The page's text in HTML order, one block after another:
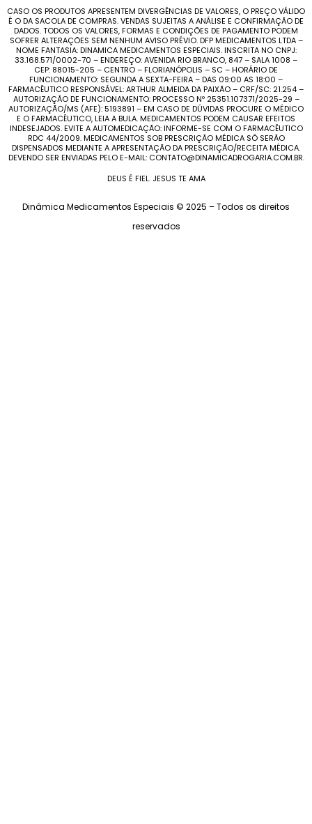
CASO OS PRODUTOS APRESENTEM DIVERGÊNCIAS DE VALORES, O PREÇO VÁLIDO
É O DA SACOLA DE COMPRAS. VENDAS SUJEITAS A ANÁLISE E CONFIRMAÇÃO DE
DADOS. TODOS OS VALORES, FORMAS E CONDIÇÕES DE PAGAMENTO PODEM
SOFRER ALTERAÇÕES SEM NENHUM AVISO PRÉVIO. DFP MEDICAMENTOS LTDA –
NOME FANTASIA: DINAMICA MEDICAMENTOS ESPECIAIS. INSCRITA NO CNPJ:
33.168.571/0002-70 – ENDEREÇO: AVENIDA RIO BRANCO, 847 – SALA 1008 –
CEP: 88015-205 – CENTRO – FLORIANÓPOLIS – SC – HORÁRIO DE
FUNCIONAMENTO: SEGUNDA A SEXTA-FEIRA – DAS 09:00 AS 18:00 –
FARMACÊUTICO RESPONSÁVEL: ARTHUR ALMEIDA DA PAIXÃO – CRF/SC: 21.254 –
AUTORIZAÇÃO DE FUNCIONAMENTO: PROCESSO Nº 25351.107371/2025-29 –
AUTORIZAÇÃO/MS (AFE): 5193891 – EM CASO DE DÚVIDAS PROCURE O MÉDICO
E O FARMACÊUTICO, LEIA A BULA. MEDICAMENTOS PODEM CAUSAR EFEITOS
INDESEJADOS. EVITE A AUTOMEDICAÇÃO: INFORME-SE COM O FARMACÊUTICO
RDC 44/2009. MEDICAMENTOS SOB PRESCRIÇÃO MÉDICA SÓ SERÃO
DISPENSADOS MEDIANTE A APRESENTAÇÃO DA PRESCRIÇÃO/RECEITA MÉDICA.
DEVENDO SER ENVIADAS PELO E-MAIL: CONTATO@DINAMICADROGARIA.COM.BR.
DEUS É FIEL. JESUS TE AMA
Dinâmica Medicamentos Especiais © 2025 – Todos os direitos
reservados